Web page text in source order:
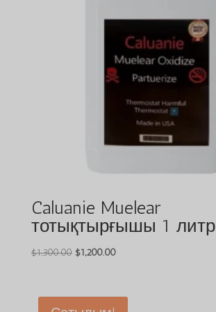
Caluanie Muelear
тотықтырғышы 1 литр
$1,300.00 Бастапқы
$1,200.00Ағымдағы